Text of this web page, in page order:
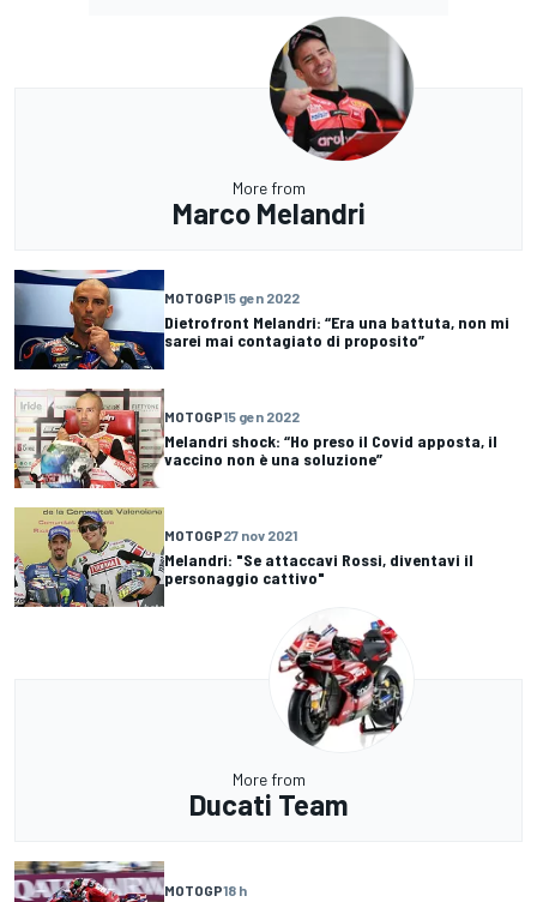
More from
Marco Melandri
MOTOGP15 gen 2022
Dietrofront Melandri: “Era una battuta, non mi
sarei mai contagiato di proposito”
MOTOGP15 gen 2022
Melandri shock: “Ho preso il Covid apposta, il
vaccino non è una soluzione”
MOTOGP27 nov 2021
Melandri: "Se attaccavi Rossi, diventavi il
personaggio cattivo"
More from
Ducati Team
MOTOGP18 h